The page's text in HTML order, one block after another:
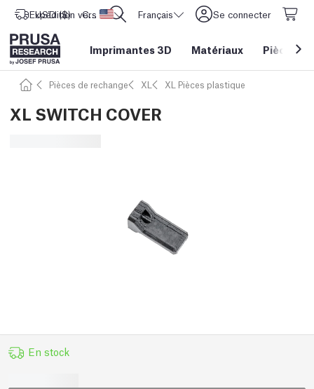
Expédition vers Etats-Unis d'Amérique
USD ($) CORE One L: Maintenant en stock ! Français Se connecter
Imprimantes 3D Matériaux Pièces&
Pièces de rechange XL XL Pièces plastique
XL SWITCH COVER
En stock